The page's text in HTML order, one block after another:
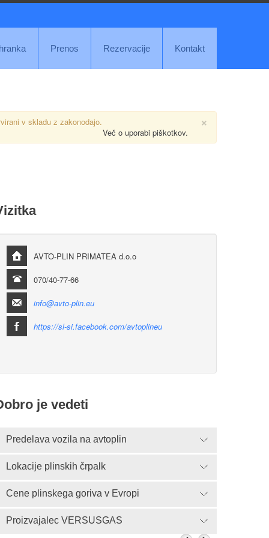
Prenos Rezervacije Kontakt
×
v skladu z zakonodajo.
Več o uporabi piškotkov.
AVTO-PLIN PRIMATEA d.o.o
070/40-77-66
info@avto-plin.eu
https://sl-si.facebook.com/avtoplineu
je vedeti
Predelava vozila na avtoplin
Lokacije plinskih črpalk
Cene plinskega goriva v Evropi
Proizvajalec VERSUSGAS